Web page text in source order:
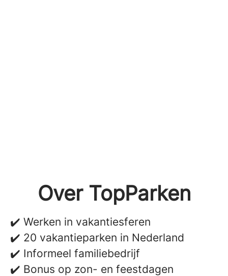
Over TopParken
✔️ Werken in vakantiesferen
✔️ 20 vakantieparken in Nederland
✔️ Informeel familiebedrijf
✔️ Bonus op zon- en feestdagen